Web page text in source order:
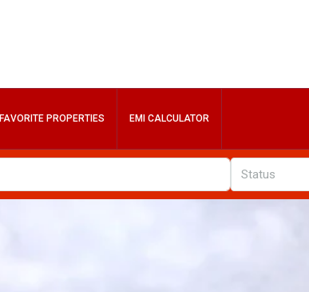
FAVORITE PROPERTIES EMI CALCULATOR
Status